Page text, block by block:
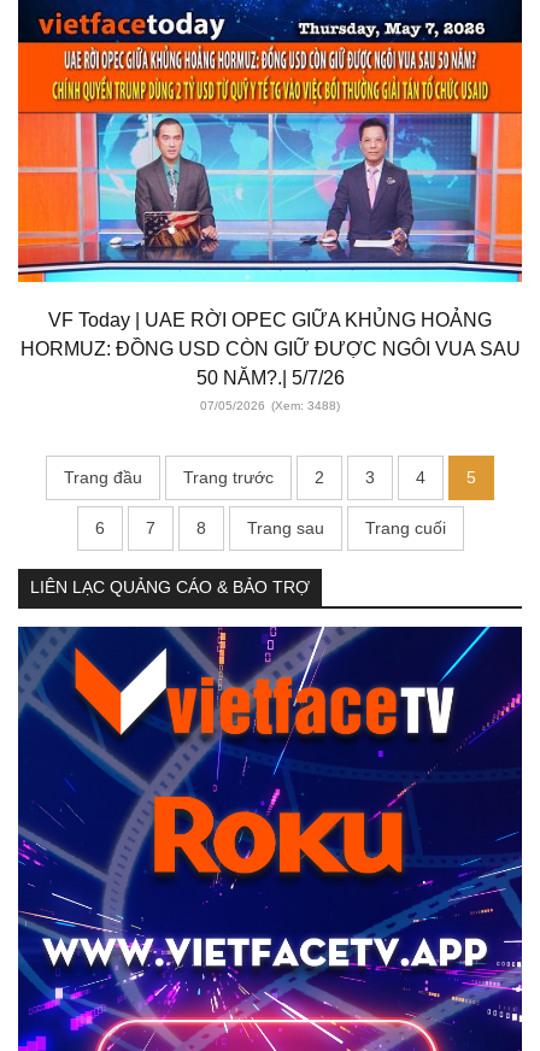
VF Today | UAE RỜI OPEC GIỮA KHỦNG HOẢNG
HORMUZ: ĐỒNG USD CÒN GIỮ ĐƯỢC NGÔI VUA SAU
50 NĂM?.| 5/7/26
07/05/2026 (Xem: 3488)
Trang đầu Trang trước 2 3 4 5
6 7 8 Trang sau Trang cuối
LIÊN LẠC QUẢNG CÁO & BẢO TRỢ